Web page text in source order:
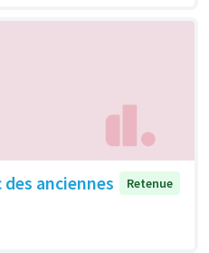
des anciennes
Retenue